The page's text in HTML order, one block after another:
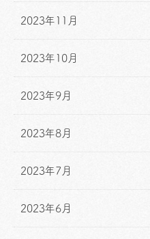
2023年11月
2023年10月
2023年9月
2023年8月
2023年7月
2023年6月